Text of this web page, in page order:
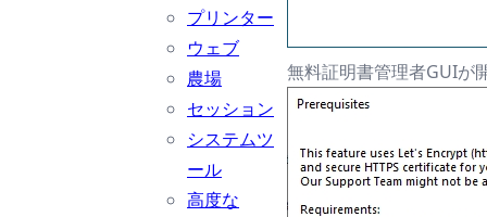
プリンター
ウェブ
農場
セッション
システムツ
ール
高度な
無料証明書管理者GUIが